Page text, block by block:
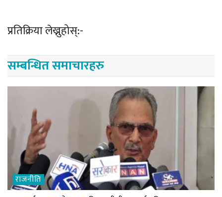
प्रतिक्रिया लेख्नुहोस्:-
सम्बन्धित समाचारहरु
राजनीति